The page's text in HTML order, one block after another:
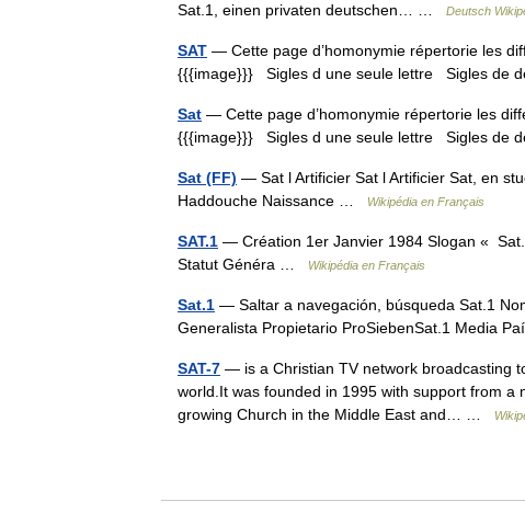
Sat.1, einen privaten deutschen… …
Deutsch
SAT — Cette page d’homonymie répertorie les
{{{image}}} Sigles d une seule lettre Sigles de
Sat — Cette page d’homonymie répertorie les
{{{image}}} Sigles d une seule lettre Sigles de
Sat (FF) — Sat l Artificier Sat l Artificier Sat, en
Haddouche Naissance …
Wikipédia en Français
SAT.1 — Création 1er Janvier 1984 Slogan «
Statut Généra …
Wikipédia en Français
Sat.1 — Saltar a navegación, búsqueda Sat.1
Generalista Propietario ProSiebenSat.1 Media
SAT-7 — is a Christian TV network broadcasting
world.It was founded in 1995 with support from a
growing Church in the Middle East and… …